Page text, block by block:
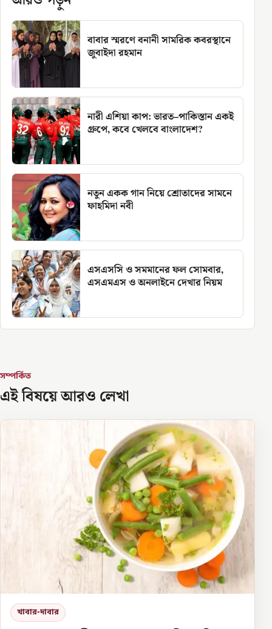
বাবার স্মরণে বনানী সামরিক কবরস্থানে
জুবাইদা রহমান
নারী এশিয়া কাপ: ভারত–পাকিস্তান একই
গ্রুপে, কবে খেলবে বাংলাদেশ?
নতুন একক গান নিয়ে শ্রোতাদের সামনে
ফাহমিদা নবী
এসএসসি ও সমমানের ফল সোমবার,
এসএমএস ও অনলাইনে দেখার নিয়ম
সম্পর্কিত
এই বিষয়ে আরও লেখা
খাবার-দাবার